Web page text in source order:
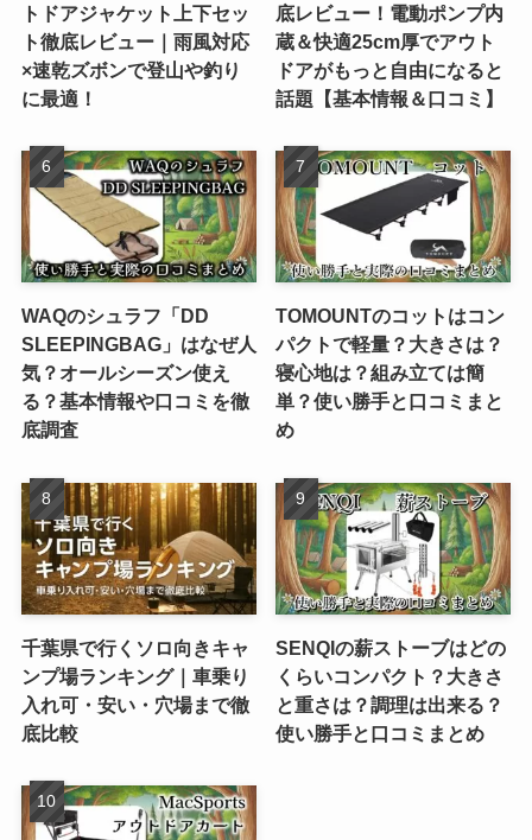
トドアジャケット上下セッ
ト徹底レビュー｜雨風対応
×速乾ズボンで登山や釣り
に最適！
底レビュー！電動ポンプ内
蔵＆快適25cm厚でアウト
ドアがもっと自由になると
話題【基本情報＆口コミ】
WAQのシュラフ「DD
SLEEPINGBAG」はなぜ人
気？オールシーズン使え
る？基本情報や口コミを徹
底調査
TOMOUNTのコットはコン
パクトで軽量？大きさは？
寝心地は？組み立ては簡
単？使い勝手と口コミまと
め
千葉県で行くソロ向きキャ
ンプ場ランキング｜車乗り
入れ可・安い・穴場まで徹
底比較
SENQIの薪ストーブはどの
くらいコンパクト？大きさ
と重さは？調理は出来る？
使い勝手と口コミまとめ